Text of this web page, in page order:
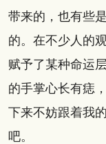
带来的，也有些
的。在不少人的
赋予了某种命运
的手掌心长有痣
下来不妨跟着我
吧。